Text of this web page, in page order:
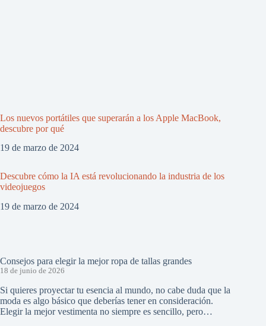
Los nuevos portátiles que superarán a los Apple MacBook,
descubre por qué
19 de marzo de 2024
Descubre cómo la IA está revolucionando la industria de los
videojuegos
19 de marzo de 2024
Consejos para elegir la mejor ropa de tallas grandes
18 de junio de 2026
Si quieres proyectar tu esencia al mundo, no cabe duda que la
moda es algo básico que deberías tener en consideración.
Elegir la mejor vestimenta no siempre es sencillo, pero…